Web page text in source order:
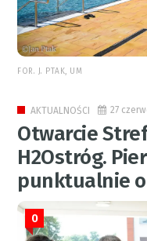
FOR. J. PTAK, UM
AKTUALNOŚCI 27
Otwarcie
H2Ostróg.
punktualnie o
0